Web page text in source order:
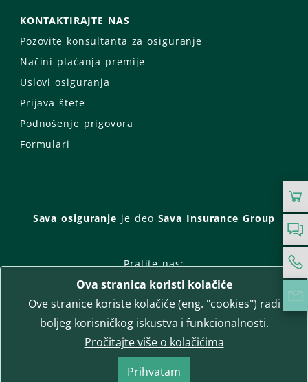
KONTAKTIRAJTE NAS
Pozovite konsultanta za osiguranje
Načini plaćanja premije
Uslovi osiguranja
Prijava štete
Podnošenje prigovora
Formulari
Sava osiguranje je deo Sava Insurance Group
Pratite nas:
Facebook
Instagram
LinkedIn
Twitter
YouTube
WhatsApp
T-media d.o.o. | napredne komunikacije
Ova stranica koristi kolačiće
Ove stranice koriste kolačiće (eng. "cookies") radi
boljeg korisničkog iskustva i funkcionalnosti.
Pročitajte više o kolačićima
Prihvatam